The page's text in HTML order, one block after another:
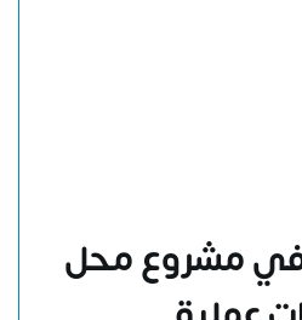
في مشروع محل